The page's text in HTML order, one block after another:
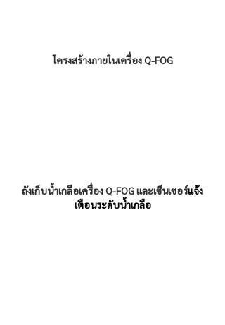
โครงสร้างภายในเครื่อง Q-FOG
ถังเก็บน้ำเกลือเครื่อง Q-FOG และเซ็นเซอร์แจ้ง
เตือนระดับน้ำเกลือ